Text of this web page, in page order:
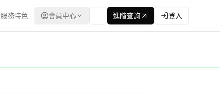
服務特色 會員中心 進階查詢 登入